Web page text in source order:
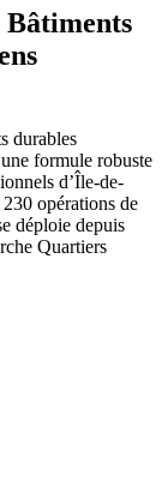
Bâtiments
durables
formule robuste
d’Île-de-
opérations de
déploie depuis
Quartiers